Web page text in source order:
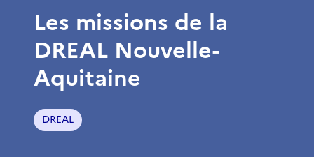
Les missions de la
DREAL Nouvelle-
Aquitaine
DREAL